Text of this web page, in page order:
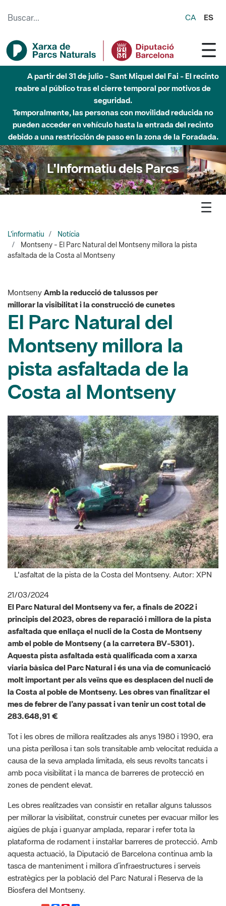
CA ES
5 de agosto - Sant Llorenç-Obac - Nivel 3 del Plan Alfa
(peligro muy alto de incendio)
L'Informatiu dels Parcs
L'informatiu
Notícia
Montseny - El Parc Natural del Montseny millora la pista
MontsenyAmb la reducció de talussos per
millorar la visibilitat i la construcció de cunetes
Montseny millora la
pista asfaltada de la
Costa al Montseny
L'asfaltat de la pista de la Costa del Montseny. Autor: XPN
21/03/2024
El Parc Natural del Montseny va fer, a finals de 2022 i
principis del 2023, obres de reparació i millora de la pista
asfaltada que enllaça el nucli de la Costa de Montseny
amb el poble de Montseny (a la carretera BV-5301).
Aquesta pista asfaltada està qualificada com a xarxa
viaria bàsica del Parc Natural i és una via de comunicació
molt important per als veïns que es desplacen del nucli de
la Costa al poble de Montseny. Les obres van finalitzar el
mes de febrer de l’any passat i van tenir un cost total de
283.648,91 €
Tot i les obres de millora realitzades als anys 1980 i 1990, era
una pista perillosa i tan sols transitable amb velocitat reduïda a
causa de la seva amplada limitada, els seus revolts tancats i
zones de pendent elevat.
Les obres realitzades van consistir en retallar alguns talussos
per millorar la visibilitat, construir cunetes per evacuar millor les
aigües de pluja i guanyar amplada, reparar i refer tota la
plataforma de rodament i instal·lar barreres de protecció. Amb
aquesta actuació, la Diputació de Barcelona continua amb la
tasca de manteniment i millora d’infraestructures i serveis
estratègics per la població del Parc Natural i Reserva de la
Biosfera del Montseny.
compartir
G
m
a
i
l
F
a
c
e
b
P
i
n
t
e
C
o
m
p
a
Font de la informació: Xarxa de Parcs Naturals
Categoria: Montseny, Prevenció incendis, Turisme sostenible,